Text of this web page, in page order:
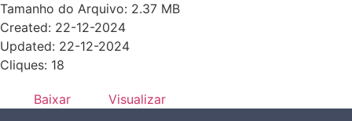
Tamanho do Arquivo: 2.37 MB
Created: 22-12-2024
Updated: 22-12-2024
Cliques: 18
Baixar Visualizar